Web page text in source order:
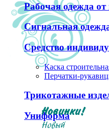
Рабочая одежда
Сигнальная
Средство
Каска
Перчатки-
Трикотажные
Униформа